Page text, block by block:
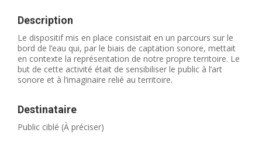
Description
Le dispositif mis en place consistait en un parcours sur le
bord de l’eau qui, par le biais de captation sonore, mettait
en contexte la représentation de notre propre territoire. Le
but de cette activité était de sensibiliser le public à l’art
sonore et à l’imaginaire relié au territoire.
Destinataire
Public ciblé (À préciser)